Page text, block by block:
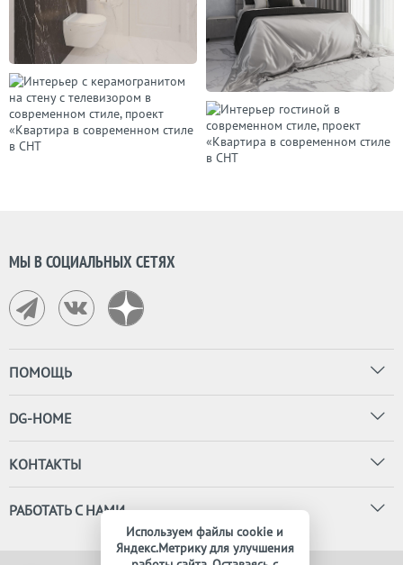
МЫ В СОЦИАЛЬНЫХ СЕТЯХ
ПОМОЩЬ
DG-HOME
КОНТАКТЫ
РАБОТАТЬ С НАМИ
Используем файлы cookie и
Яндекс.Метрику для улучшения